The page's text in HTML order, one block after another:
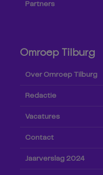
Partners
Omroep Tilburg
Over Omroep Tilburg
Redactie
Vacatures
Contact
Jaarverslag 2024